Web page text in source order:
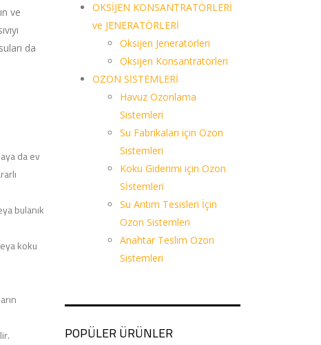
ve
da
da ev
bulanık
koku
OKSİJEN KONSANTRATÖRLERİ
ve JENERATÖRLERİ
Oksijen Jeneratörleri
Oksijen Konsantratörleri
OZON SİSTEMLERİ
Havuz Ozonlama
Sistemleri
Su Fabrikaları için Ozon
Sistemleri
Koku Giderimi için Ozon
Sİstemleri
Su Arıtım Tesisleri İçin
Ozon Sistemleri
Anahtar Teslim Ozon
Sistemleri
POPÜLER ÜRÜNLER